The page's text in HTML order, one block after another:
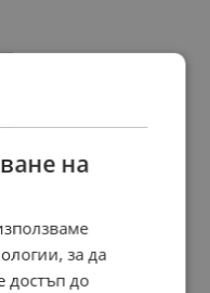
на
за да
достъп до